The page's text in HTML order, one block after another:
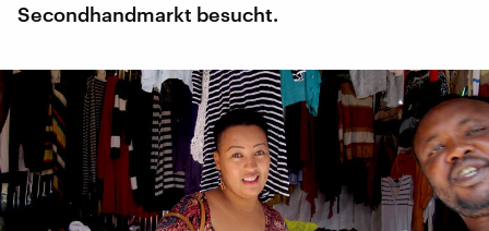
Secondhandmarkt besucht.